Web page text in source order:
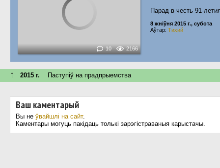
10 2166
Парад в честь 91-
8 жніўня 2015 г., субота
Аўтар: Тихий
↑ 2015 г. Паступiў на прадпрыемства
Ваш каментарый
Вы не ўвайшлі на сайт.
Каментары могуць пакідаць толькі зарэгістраваныя карыстачы.